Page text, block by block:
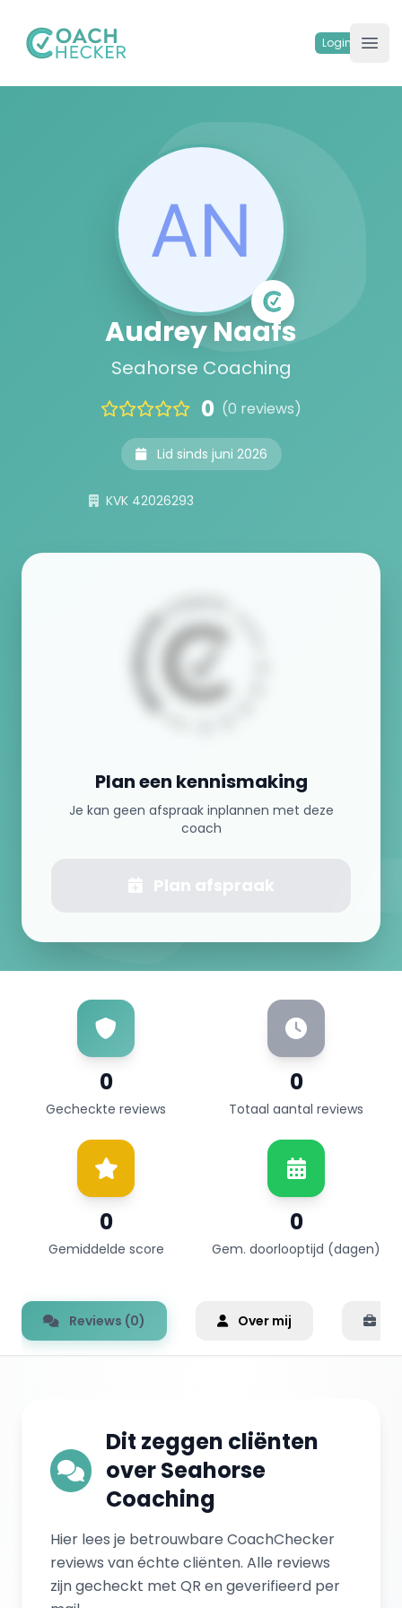
Your Company
Login
Audrey Naafs
Seahorse Coaching
0 (0 reviews)
Lid sinds juni 2026
KVK 42026293
Plan een kennismaking
Je kan geen afspraak inplannen met deze
coach
Plan afspraak
0
Gecheckte reviews
0
Totaal aantal reviews
0
Gemiddelde score
0
Gem. doorlooptijd (dagen)
Reviews (0) Over mij
Dit zeggen cliënten
over Seahorse
Coaching
Hier lees je betrouwbare CoachChecker
reviews van échte cliënten. Alle reviews
zijn gecheckt met QR en geverifieerd per